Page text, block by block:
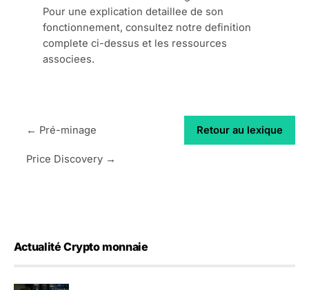
Pour une explication detaillee de son
fonctionnement, consultez notre definition
complete ci-dessus et les ressources
associees.
← Pré-minage Retour au lexique
Price Discovery →
Actualité Crypto monnaie